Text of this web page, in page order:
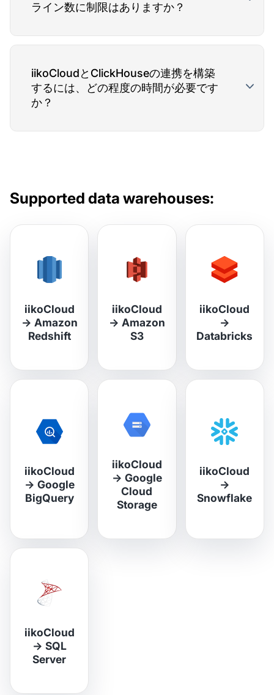
ライン数に制限はありますか？
iikoCloudとClickHouseの連携を構築
するには、どの程度の時間が必要です
か？
Supported data warehouses:
iikoCloud
→ Amazon
Redshift
iikoCloud
→ Amazon
S3
iikoCloud
→
Databricks
iikoCloud
→ Google
BigQuery
iikoCloud
→ Google
Cloud
Storage
iikoCloud
→
Snowflake
iikoCloud
→ SQL
Server